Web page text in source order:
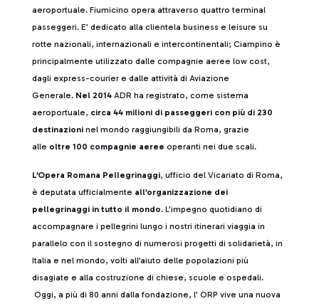
aeroportuale. Fiumicino opera attraverso quattro terminal
passeggeri. E’ dedicato alla clientela business e leisure su
rotte nazionali, internazionali e intercontinentali; Ciampino è
principalmente utilizzato dalle compagnie aeree low cost,
dagli express-courier e dalle attività di Aviazione
Generale. Nel 2014 ADR ha registrato, come sistema
aeroportuale, circa 44 milioni di passeggeri con più di 230
destinazioni nel mondo raggiungibili da Roma, grazie
alle oltre 100 compagnie aeree operanti nei due scali.
L’Opera Romana Pellegrinaggi, ufficio del Vicariato di Roma,
è deputata ufficialmente all’organizzazione dei
pellegrinaggi in tutto il mondo. L’impegno quotidiano di
accompagnare i pellegrini lungo i nostri itinerari viaggia in
parallelo con il sostegno di numerosi progetti di solidarietà, in
Italia e nel mondo, volti all’aiuto delle popolazioni più
disagiate e alla costruzione di chiese, scuole e ospedali.
Oggi, a più di 80 anni dalla fondazione, l’ ORP vive una nuova